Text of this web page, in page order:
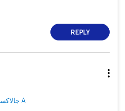
REPLY
جالاكسى A